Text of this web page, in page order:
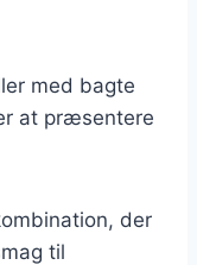
med bagte
at præsentere
der
til